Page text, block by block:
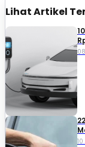
Lihat Artikel